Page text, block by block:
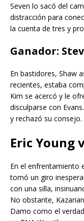
Seven lo sacó del
distracción para
la cuenta de tres y
Ganador:
En bastidores, Shaw
recientes, estaba
Kim se acercó y le
disculparse con
y rechazó su consejo.
Eric Young
En el enfrentamiento
tomó un giro
con una silla,
No obstante,
Damo como el